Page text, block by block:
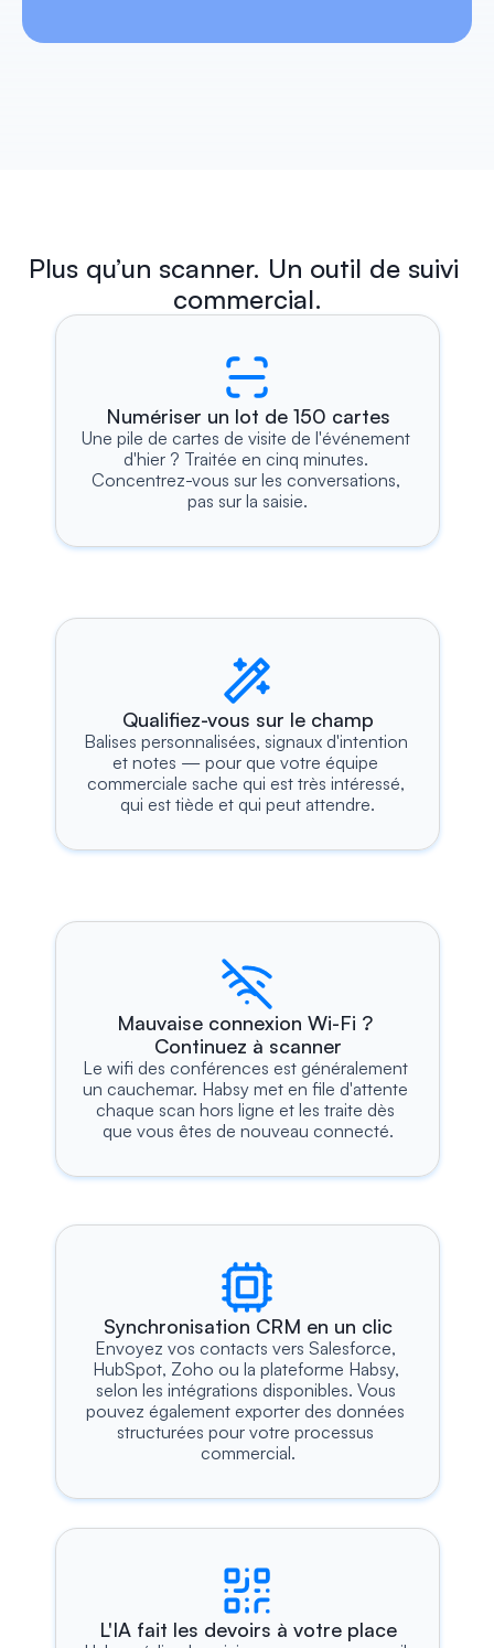
Plus qu’un scanner. Un outil de suivi
commercial.
Numériser un lot de 150 cartes
Une pile de cartes de visite de l'événement
d'hier ? Traitée en cinq minutes.
Concentrez-vous sur les conversations,
pas sur la saisie.
Qualifiez-vous sur le champ
Balises personnalisées, signaux d'intention
et notes — pour que votre équipe
commerciale sache qui est très intéressé,
qui est tiède et qui peut attendre.
Mauvaise connexion Wi-Fi ?
Continuez à scanner
Le wifi des conférences est généralement
un cauchemar. Habsy met en file d'attente
chaque scan hors ligne et les traite dès
que vous êtes de nouveau connecté.
Synchronisation CRM en un clic
Envoyez vos contacts vers Salesforce,
HubSpot, Zoho ou la plateforme Habsy,
selon les intégrations disponibles. Vous
pouvez également exporter des données
structurées pour votre processus
commercial.
L'IA fait les devoirs à votre place